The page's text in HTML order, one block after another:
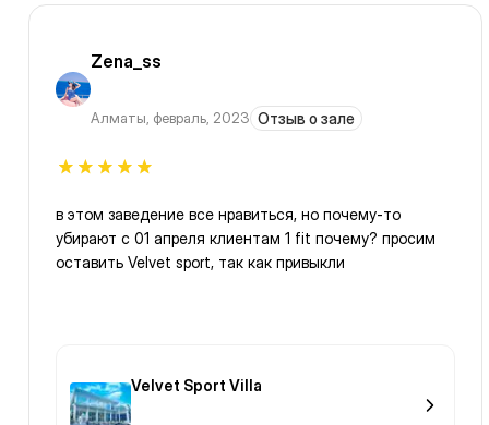
Zena_ss
Алматы, февраль, 2023 Отзыв о зале
в этом заведение все нравиться, но почему-то
убирают с 01 апреля клиентам 1 fit почему? просим
оставить Velvet sport, так как привыкли
Velvet Sport Villa